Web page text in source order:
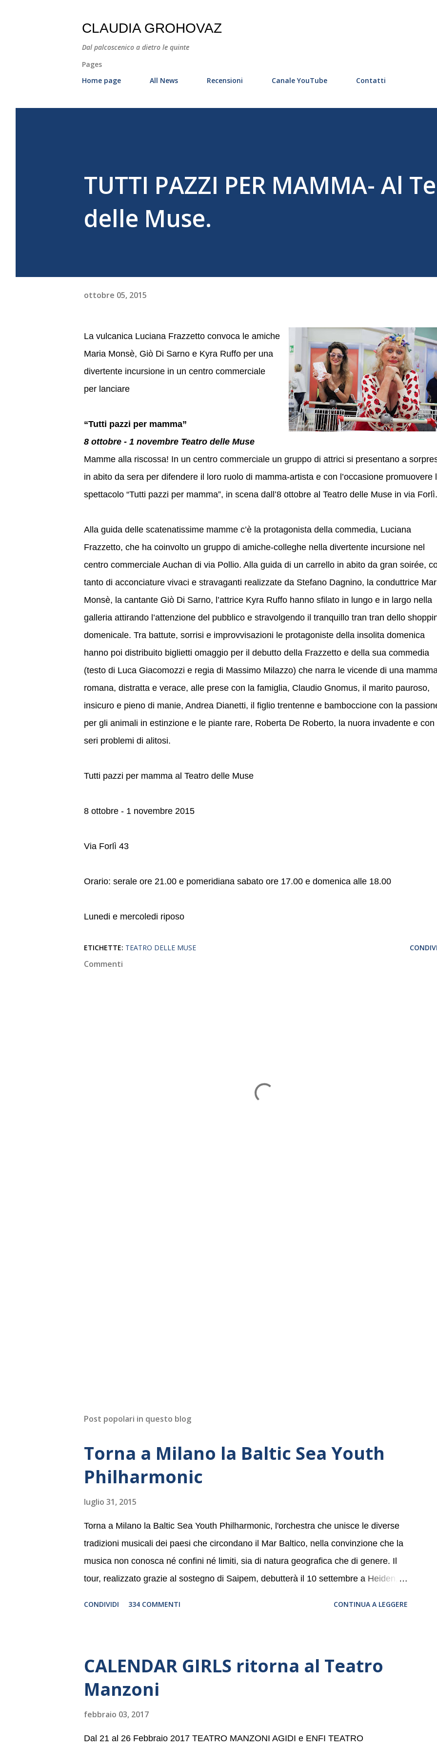
CLAUDIA GROHOVAZ
Dal palcoscenico a dietro le quinte
Pages
Home page
All News Recensioni Canale YouTube Contatti
TUTTI PAZZI PER MAMMA- Al
delle Muse.
ottobre 05, 2015
La vulcanica Luciana Frazzetto convoca le amiche
Maria Monsè, Giò Di Sarno e Kyra Ruffo per una
divertente incursione in un centro commerciale
per lanciare
“Tutti pazzi per mamma”
8 ottobre - 1 novembre Teatro delle Muse
Mamme alla riscossa! In un centro commerciale un gruppo di attrici si presentano a
in abito da sera per difendere il loro ruolo di mamma-artista e con l’occasione promuovere
spettacolo “Tutti pazzi per mamma”, in scena dall’8 ottobre al Teatro delle Muse in via
Alla guida delle scatenatissime mamme c’è la protagonista della commedia, Luciana
Frazzetto, che ha coinvolto un gruppo di amiche-colleghe nella divertente incursione nel
centro commerciale Auchan di via Pollio. Alla guida di un carrello in abito da gran soirée,
tanto di acconciature vivaci e stravaganti realizzate da Stefano Dagnino, la conduttrice
Monsè, la cantante Giò Di Sarno, l’attrice Kyra Ruffo hanno sfilato in lungo e in largo nella
galleria attirando l’attenzione del pubblico e stravolgendo il tranquillo tran tran dello
domenicale. Tra battute, sorrisi e improvvisazioni le protagoniste della insolita domenica
hanno poi distribuito biglietti omaggio per il debutto della Frazzetto e della sua commedia
(testo di Luca Giacomozzi e regia di Massimo Milazzo) che narra le vicende di una
romana, distratta e verace, alle prese con la famiglia, Claudio Gnomus, il marito pauroso,
insicuro e pieno di manie, Andrea Dianetti, il figlio trentenne e bamboccione con la
per gli animali in estinzione e le piante rare, Roberta De Roberto, la nuora invadente e con
seri problemi di alitosi.
Tutti pazzi per mamma al Teatro delle Muse
8 ottobre - 1 novembre 2015
Via Forlì 43
Orario: serale ore 21.00 e pomeridiana sabato ore 17.00 e domenica alle 18.00
Lunedi e mercoledi riposo
ETICHETTE: TEATRO DELLE MUSE
Commenti
Post popolari in questo blog
Torna a Milano la Baltic Sea Youth
Philharmonic
luglio 31, 2015
Torna a Milano la Baltic Sea Youth Philharmonic, l'orchestra che unisce le diverse
tradizioni musicali dei paesi che circondano il Mar Baltico, nella convinzione che la
musica non conosca né confini né limiti, sia di natura geografica che di genere. Il
tour, realizzato grazie al sostegno di Saipem, debutterà il 10 settembre a Heiden, in
Filarmonico per il festival “Settembre dell’Accademia” dove si esibirà per il secondo
anno consecutivo. Il pubblico milanese avrà il piacere di applaudire i giovani artisti
2008 da Kristjan Järvi (affiancato da un prestigioso consiglio di consulent...
CONDIVIDI 334 COMMENTI CONTINUA A LEGGERE
CALENDAR GIRLS ritorna al Teatro
Manzoni
febbraio 03, 2017
Dal 21 al 26 Febbraio 2017 TEATRO MANZONI AGIDI e ENFI TEATRO